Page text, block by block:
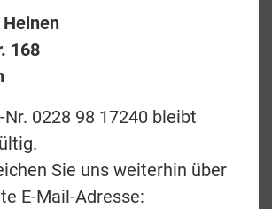
168
Nr. 0228 98 17240 bleibt
Sie uns weiterhin über
E-Mail-Adresse: